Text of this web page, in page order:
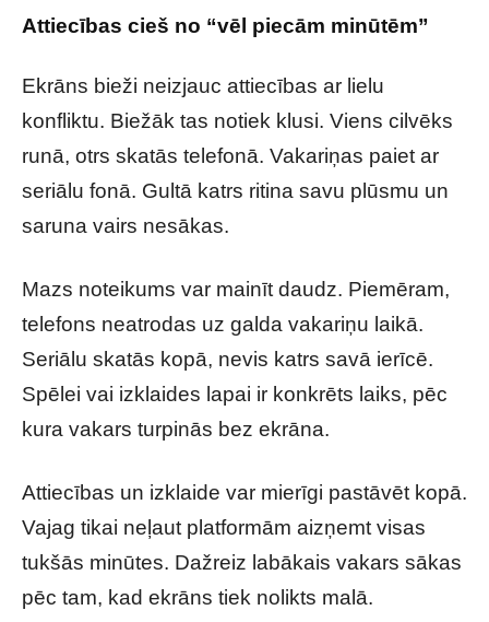
Attiecības cieš no “vēl piecām minūtēm”
Ekrāns bieži neizjauc attiecības ar lielu
konfliktu. Biežāk tas notiek klusi. Viens cilvēks
runā, otrs skatās telefonā. Vakariņas paiet ar
seriālu fonā. Gultā katrs ritina savu plūsmu un
saruna vairs nesākas.
Mazs noteikums var mainīt daudz. Piemēram,
telefons neatrodas uz galda vakariņu laikā.
Seriālu skatās kopā, nevis katrs savā ierīcē.
Spēlei vai izklaides lapai ir konkrēts laiks, pēc
kura vakars turpinās bez ekrāna.
Attiecības un izklaide var mierīgi pastāvēt kopā.
Vajag tikai neļaut platformām aizņemt visas
tukšās minūtes. Dažreiz labākais vakars sākas
pēc tam, kad ekrāns tiek nolikts malā.